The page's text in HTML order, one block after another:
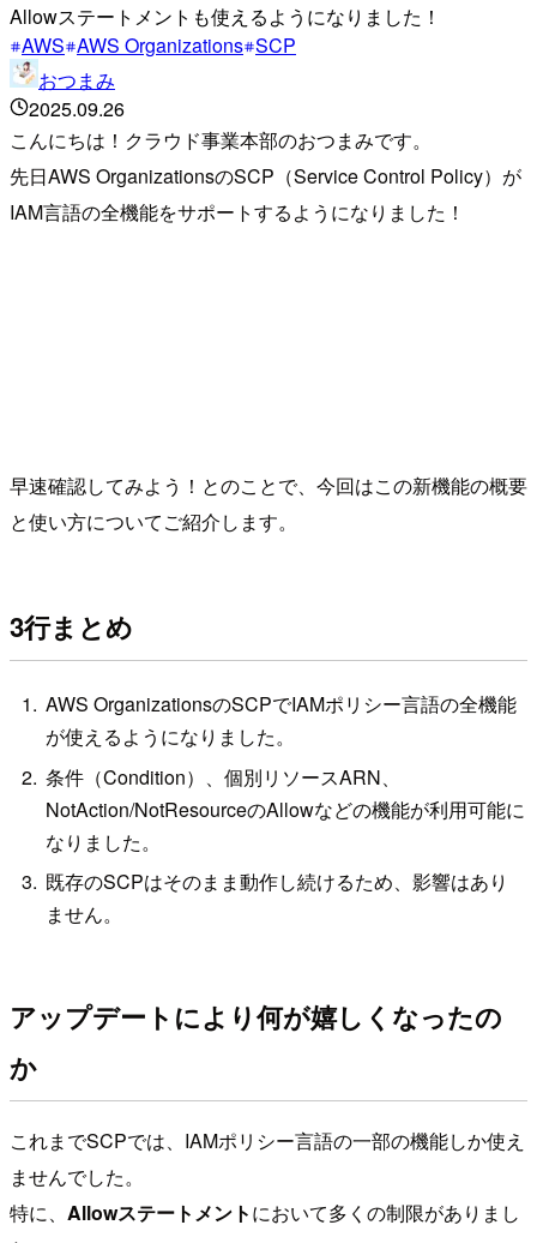
Allowステートメントも使えるようになりました！
AWS AWS Organizations SCP
おつまみ
2025.09.26
こんにちは！クラウド事業本部のおつまみです。
先日AWS OrganizationsのSCP（Service Control Policy）が
IAM言語の全機能をサポートするようになりました！
早速確認してみよう！とのことで、今回はこの新機能の概要
と使い方についてご紹介します。
3行まとめ
AWS OrganizationsのSCPでIAMポリシー言語の全機能
が使えるようになりました。
条件（Condition）、個別リソースARN、
NotAction/NotResourceのAllowなどの機能が利用可能に
なりました。
既存のSCPはそのまま動作し続けるため、影響はあり
ません。
アップデートにより何が嬉しくなったの
か
これまでSCPでは、IAMポリシー言語の一部の機能しか使え
ませんでした。
特に、 Allowステートメントにおいて多くの制限がありまし